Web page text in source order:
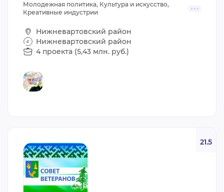
Молодежная политика, Культура и искусство,
Креативные индустрии
Нижневартовский район
Нижневартовский район
4 проекта (5,43 млн. руб.)
21.5